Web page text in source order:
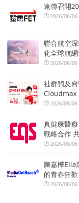
遠傳召開
2026/08/06
聯合航空
化全球航
2026/08/06
社群觸及
Cloudmax
2026/08/06
真健康醫
戰略合作
2026/08/06
陳嘉樺Ella
的青春狂歡
2026/08/06